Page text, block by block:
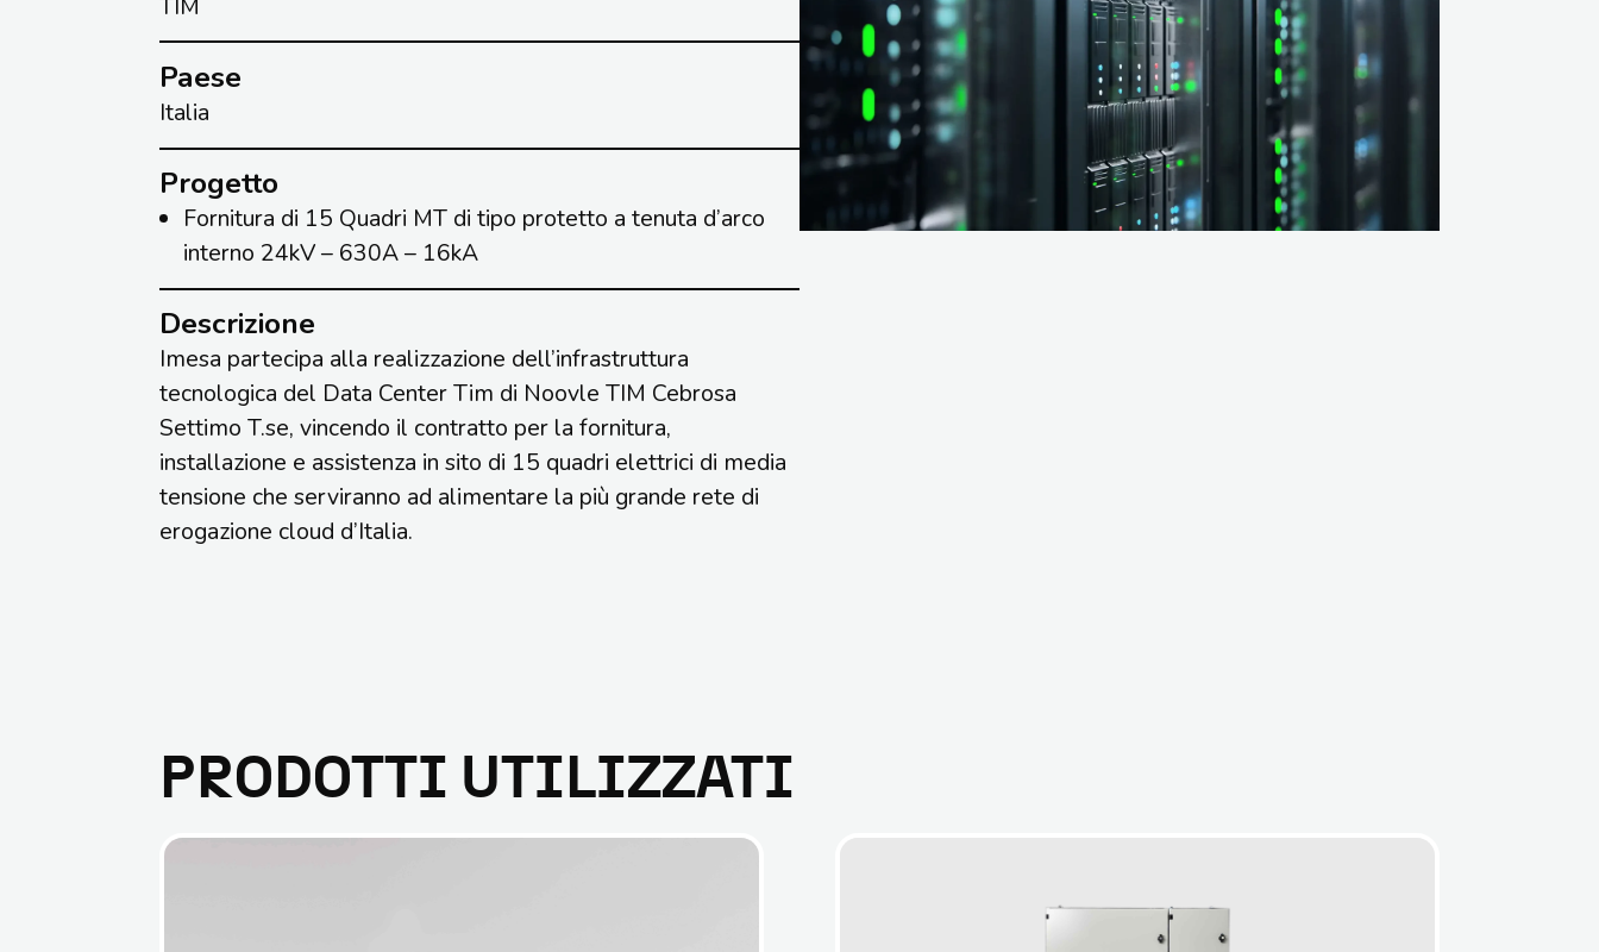
Paese
Italia
Progetto
Fornitura di 15 Quadri MT di tipo protetto a tenuta d’arco
interno 24kV – 630A – 16kA
Descrizione
Imesa partecipa alla realizzazione dell’infrastruttura
tecnologica del Data Center Tim di Noovle TIM Cebrosa
Settimo T.se, vincendo il contratto per la fornitura,
installazione e assistenza in sito di 15 quadri elettrici di media
tensione che serviranno ad alimentare la più grande rete di
erogazione cloud d’Italia.
PRODOTTI UTILIZZATI